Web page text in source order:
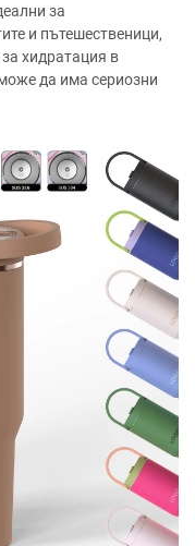
за
и пътешественици,
хидратация в
да има сериозни